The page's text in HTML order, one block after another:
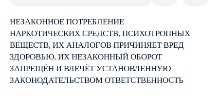
НЕЗАКОННОЕ ПОТРЕБЛЕНИЕ
НАРКОТИЧЕСКИХ СРЕДСТВ, ПСИХОТРОПНЫХ
ВЕЩЕСТВ, ИХ АНАЛОГОВ ПРИЧИНЯЕТ ВРЕД
ЗДОРОВЬЮ, ИХ НЕЗАКОННЫЙ ОБОРОТ
ЗАПРЕЩЁН И ВЛЕЧЁТ УСТАНОВЛЕННУЮ
ЗАКОНОДАТЕЛЬСТВОМ ОТВЕТСТВЕННОСТЬ